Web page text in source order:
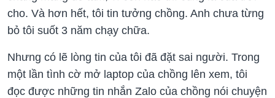
cho. Và hơn hết, tôi tin tưởng chồng. Anh chưa từng
bỏ tôi suốt 3 năm chạy chữa.
Nhưng có lẽ lòng tin của tôi đã đặt sai người. Trong
một lần tình cờ mở laptop của chồng lên xem, tôi
đọc được những tin nhắn Zalo của chồng nói chuyện